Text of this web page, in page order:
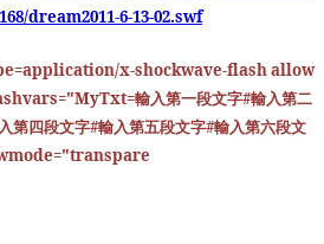
dream2011-6-13-02.swf
x-shockwave-flash allow
輸入第一段文字#輸入第二
第四段文字#輸入第五段文字#輸入第六段文